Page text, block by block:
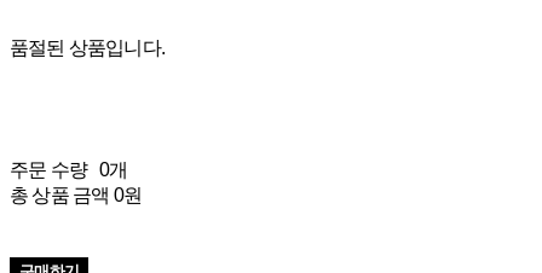
품절된 상품입니다.
주문 수량 0개
총 상품 금액 0원